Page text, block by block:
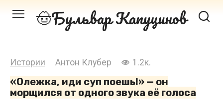
Перейти Бульвар Капуцинов
Истории Антон Клубер 1.2к.
«Олежка, иди суп поешь!» — он
морщился от одного звука её голоса